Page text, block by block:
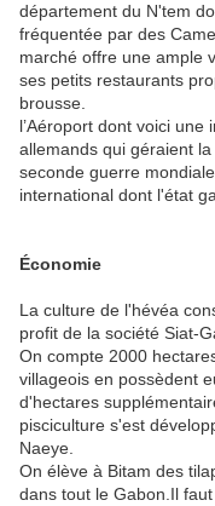
département du N'tem
fréquentée par des
marché offre une ample
ses petits restaurants
brousse.
l’Aéroport dont voici
allemands qui géraient
seconde guerre
international dont l'état
Économie
La culture de l'hévéa
profit de la société Siat-
On compte 2000
villageois en possèdent
d'hectares
pisciculture s'est
Naeye.
On élève à Bitam des
dans tout le Gabon.Il